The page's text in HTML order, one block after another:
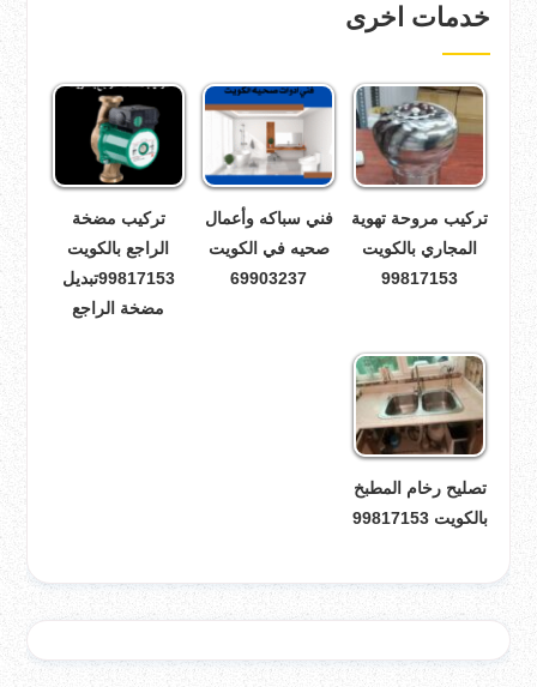
خدمات اخرى
تركيب مروحة تهوية
المجاري بالكويت
99817153
فني سباكه وأعمال
صحيه في الكويت
69903237
تركيب مضخة
الراجع بالكويت
99817153تبديل
مضخة الراجع
تصليح رخام المطبخ
بالكويت 99817153